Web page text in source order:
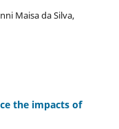
Maisa da Silva,
the impacts of